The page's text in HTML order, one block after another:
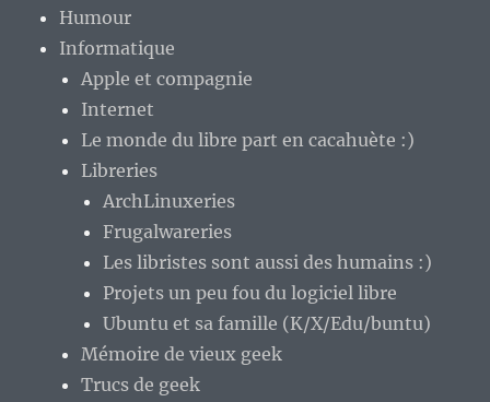
Humour
Informatique
Apple et compagnie
Internet
Le monde du libre part en cacahuète :)
Libreries
ArchLinuxeries
Frugalwareries
Les libristes sont aussi des humains :)
Projets un peu fou du logiciel libre
Ubuntu et sa famille (K/X/Edu/buntu)
Mémoire de vieux geek
Trucs de geek